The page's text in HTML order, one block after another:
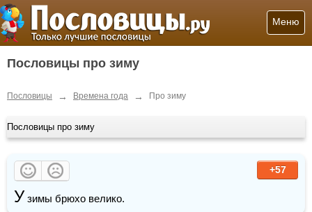
Меню
Пословицы про зиму
Пословицы → Времена года → Про зиму
Пословицы про зиму
+57
У зимы брюхо велико.